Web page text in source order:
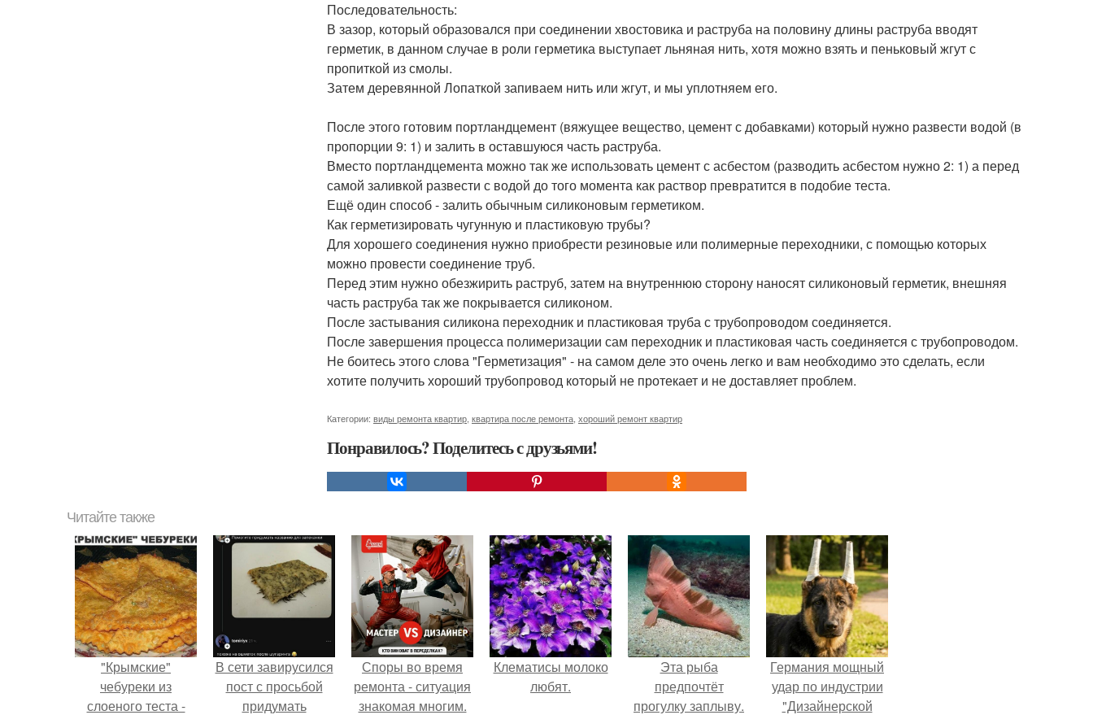
Последовательность:
В зазор, который образовался при соединении хвостовика и раструба на половину длины раструба вводят
герметик, в данном случае в роли герметика выступает льняная нить, хотя можно взять и пеньковый жгут с
пропиткой из смолы.
Затем деревянной Лопаткой запиваем нить или жгут, и мы уплотняем его.
После этого готовим портландцемент (вяжущее вещество, цемент с добавками) который нужно развести водой (в
пропорции 9: 1) и залить в оставшуюся часть раструба.
Вместо портландцемента можно так же использовать цемент с асбестом (разводить асбестом нужно 2: 1) а перед
самой заливкой развести с водой до того момента как раствор превратится в подобие теста.
Ещё один способ - залить обычным силиконовым герметиком.
Как герметизировать чугунную и пластиковую трубы?
Для хорошего соединения нужно приобрести резиновые или полимерные переходники, с помощью которых
можно провести соединение труб.
Перед этим нужно обезжирить раструб, затем на внутреннюю сторону наносят силиконовый герметик, внешняя
часть раструба так же покрывается силиконом.
После застывания силикона переходник и пластиковая труба с трубопроводом соединяется.
После завершения процесса полимеризации сам переходник и пластиковая часть соединяется с трубопроводом.
Не боитесь этого слова "Герметизация" - на самом деле это очень легко и вам необходимо это сделать, если
хотите получить хороший трубопровод который не протекает и не доставляет проблем.
Категории: виды ремонта квартир квартира после ремонта хороший ремонт квартир
Понравилось? Поделитесь с друзьями!
Читайте также
"Крымские"
чебуреки из
слоеного теста -
В сети завирусился
пост с просьбой
придумать
Споры во время
ремонта - ситуация
знакомая многим.
Клематисы молоко
любят.
Эта рыба
предпочтёт
прогулку заплыву.
Германия мощный
удар по индустрии
"Дизайнерской